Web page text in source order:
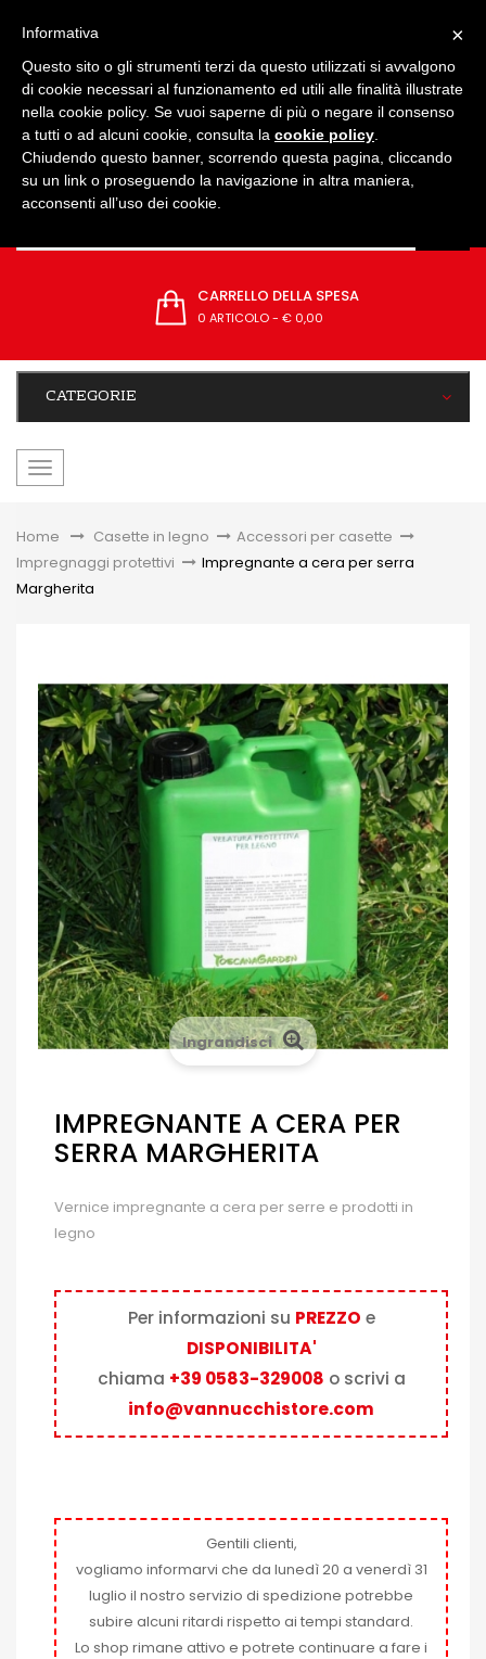
CARRELLO DELLA SPESA
0 ARTICOLO- € 0,00
CATEGORIE
navigazione
Home &gt;Casette in legno > Accessori per casette >
Impregnaggi protettivi > Impregnante a cera per serra
Margherita
Ingrandisci
IMPREGNANTE A CERA PER
SERRA MARGHERITA
Vernice impregnante a cera per serre e prodotti in
legno
Per informazioni su PREZZO e
DISPONIBILITA'
chiama +39 0583-329008 o scrivi a
info@vannucchistore.com
Gentili clienti,
vogliamo informarvi che da lunedì 20 a venerdì 31
luglio il nostro servizio di spedizione potrebbe
subire alcuni ritardi rispetto ai tempi standard.
Lo shop rimane attivo e potrete continuare a fare i
×
Informativa
Questo sito o gli strumenti terzi da questo utilizzati si avvalgono
di cookie necessari al funzionamento ed utili alle finalità illustrate
nella cookie policy. Se vuoi saperne di più o negare il consenso
a tutti o ad alcuni cookie, consulta la cookie policy
Chiudendo questo banner, scorrendo questa pagina, cliccando
su un link o proseguendo la navigazione in altra maniera,
acconsenti all’uso dei cookie.